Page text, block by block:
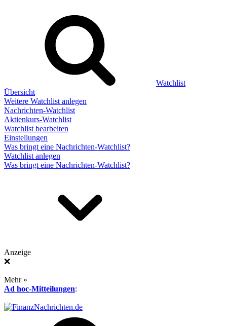
Watchlist
Übersicht
Weitere Watchlist anlegen
Nachrichten-Watchlist
Aktienkurs-Watchlist
Watchlist bearbeiten
Einstellungen
Was bringt eine Nachrichten-Watchlist?
Watchlist anlegen
Was bringt eine Nachrichten-Watchlist?
Anzeige
❌
Mehr »
Ad hoc-Mitteilungen: